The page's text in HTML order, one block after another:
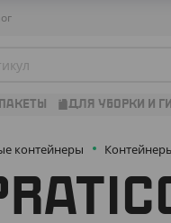
ПАКЕТЫ ДЛЯ УБОРКИ И
контейнеры